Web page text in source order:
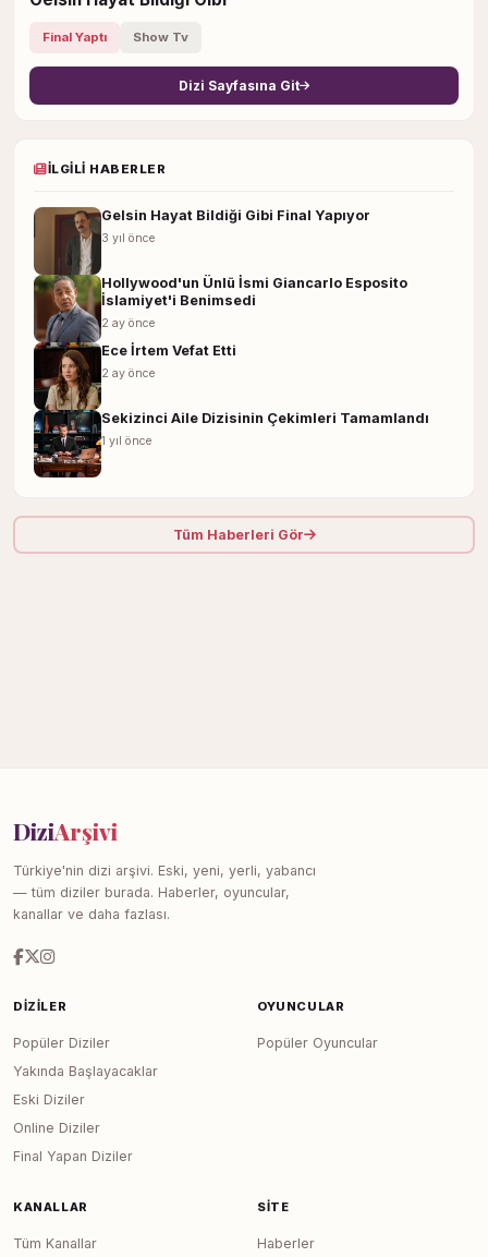
Final Yaptı Show Tv
Dizi Sayfasına Git
İLGILI HABERLER
Gelsin Hayat Bildiği Gibi Final Yapıyor
3 yıl önce
Hollywood'un Ünlü İsmi Giancarlo Esposito
İslamiyet'i Benimsedi
2 ay önce
Ece İrtem Vefat Etti
2 ay önce
Sekizinci Aile Dizisinin Çekimleri Tamamlandı
1 yıl önce
Tüm Haberleri Gör
DiziArşivi
Türkiye'nin dizi arşivi. Eski, yeni, yerli, yabancı
— tüm diziler burada. Haberler, oyuncular,
kanallar ve daha fazlası.
DIZILER
Popüler Diziler
Yakında Başlayacaklar
Eski Diziler
Online Diziler
Final Yapan Diziler
OYUNCULAR
Popüler Oyuncular
KANALLAR
Tüm Kanallar
SITE
Haberler